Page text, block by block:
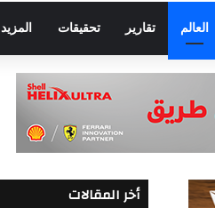
العالم تقارير تحقيقات المزيد
أخر المقالات